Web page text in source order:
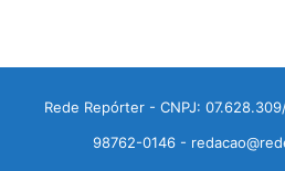
Rede Repórter - CNPJ:
98762-0146 -